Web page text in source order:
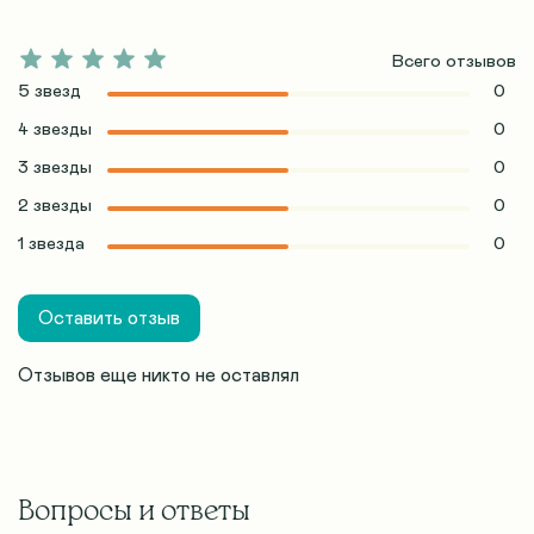
Отзывов еще никто не оставлял
Всего отзывов
5 звезд
0
4 звезды 0
3 звезды 0
2 звезды 0
1 звезда 0
Оставить отзыв
Вопросы и ответы